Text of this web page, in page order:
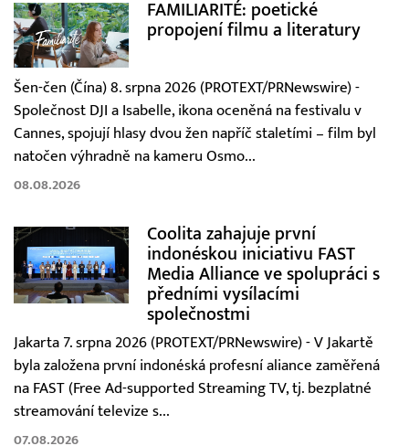
FAMILIARITÉ: poetické
propojení filmu a literatury
Šen-čen (Čína) 8. srpna 2026 (PROTEXT/PRNewswire) -
Společnost DJI a Isabelle, ikona oceněná na festivalu v
Cannes, spojují hlasy dvou žen napříč staletími – film byl
natočen výhradně na kameru Osmo...
08.08.2026
Coolita zahajuje první
indonéskou iniciativu FAST
Media Alliance ve spolupráci s
předními vysílacími
společnostmi
Jakarta 7. srpna 2026 (PROTEXT/PRNewswire) - V Jakartě
byla založena první indonéská profesní aliance zaměřená
na FAST (Free Ad-supported Streaming TV, tj. bezplatné
streamování televize s...
07.08.2026